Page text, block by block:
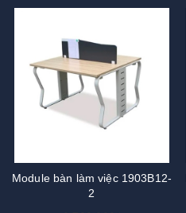
Module bàn làm việc 1903B12-
2